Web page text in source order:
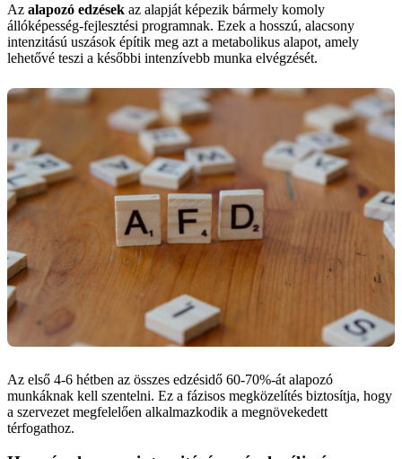
Az alapozó edzések az alapját képezik bármely komoly
állóképesség-fejlesztési programnak. Ezek a hosszú, alacsony
intenzitású uszások építik meg azt a metabolikus alapot, amely
lehetővé teszi a későbbi intenzívebb munka elvégzését.
Az első 4-6 hétben az összes edzésidő 60-70%-át alapozó
munkáknak kell szentelni. Ez a fázisos megközelítés biztosítja, hogy
a szervezet megfelelően alkalmazkodik a megnövekedett
térfogathoz.